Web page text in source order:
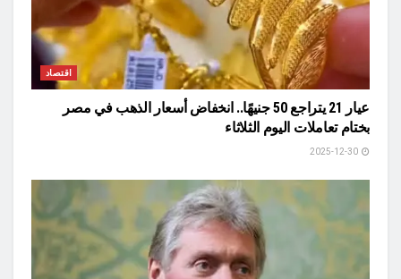
اقتصاد
عيار 21 يتراجع 50 جنيهًا.. انخفاض أسعار الذهب في مصر
بختام تعاملات اليوم الثلاثاء